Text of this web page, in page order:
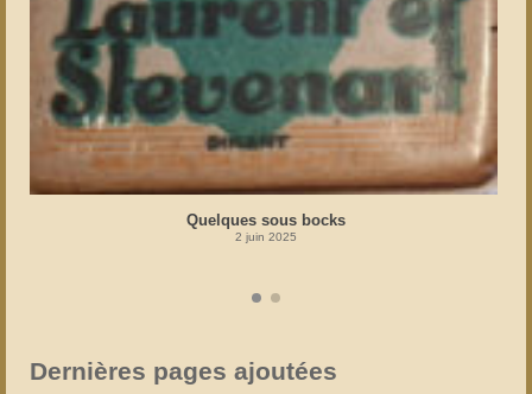
Quelques sous bocks
2 juin 2025
Dernières pages ajoutées